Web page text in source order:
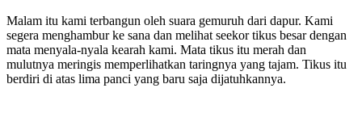
Malam itu kami terbangun oleh suara gemuruh dari dapur. Kami
segera menghambur ke sana dan melihat seekor tikus besar dengan
mata menyala-nyala kearah kami. Mata tikus itu merah dan
mulutnya meringis memperlihatkan taringnya yang tajam. Tikus itu
berdiri di atas lima panci yang baru saja dijatuhkannya.